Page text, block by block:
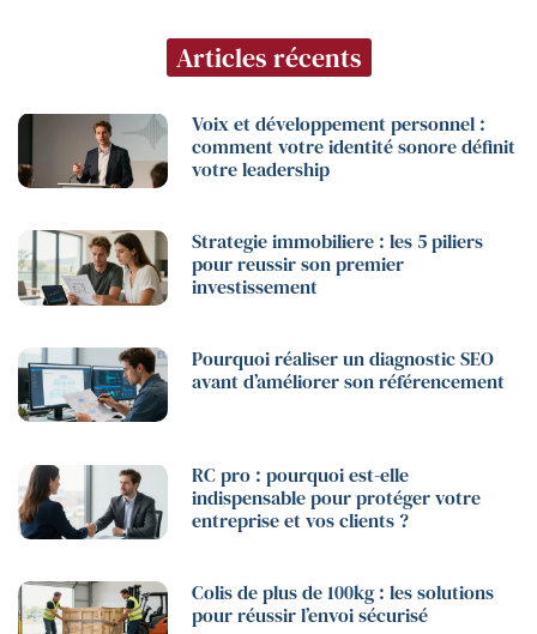
Articles récents
Voix et développement personnel :
comment votre identité sonore définit
votre leadership
Strategie immobiliere : les 5 piliers
pour reussir son premier
investissement
Pourquoi réaliser un diagnostic SEO
avant d’améliorer son référencement
RC pro : pourquoi est-elle
indispensable pour protéger votre
entreprise et vos clients ?
Colis de plus de 100kg : les solutions
pour réussir l’envoi sécurisé